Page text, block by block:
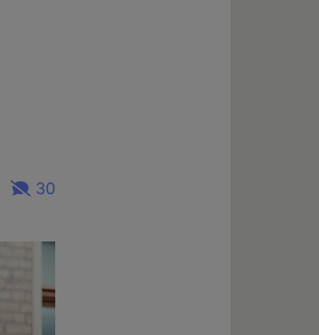
30